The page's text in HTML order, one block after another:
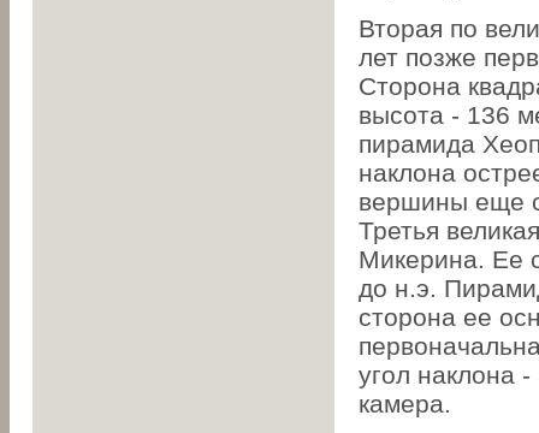
Вторая по
лет позже
Сторона
высота - 136
пирамида
наклона
вершины еще
Третья
Микерина. Ее
до н.э.
сторона ее
угол наклона
камера.